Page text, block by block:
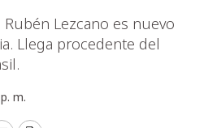
Lezcano es nuevo
Llega procedente del
m.